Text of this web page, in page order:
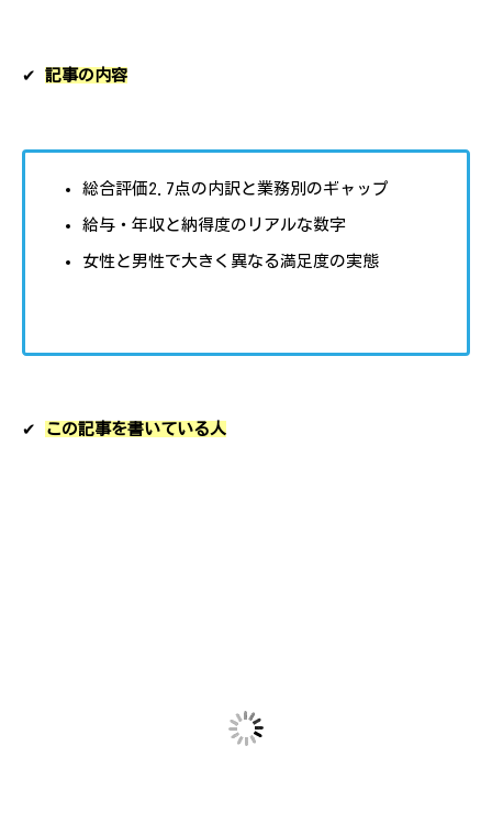
✔︎ 記事の内容
総合評価2.7点の内訳と業務別のギャップ
給与・年収と納得度のリアルな数字
女性と男性で大きく異なる満足度の実態
✔︎ この記事を書いている人